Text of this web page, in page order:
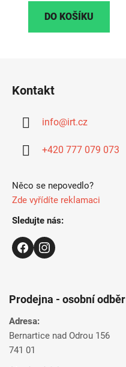
DO KOŠÍKU
Kontakt
info@irt.cz
+420 777 079 073
Něco se nepovedlo?
Zde vyřídíte reklamaci
Sledujte nás:
Prodejna - osobní odběr
Adresa:
Bernartice nad Odrou 156
741 01